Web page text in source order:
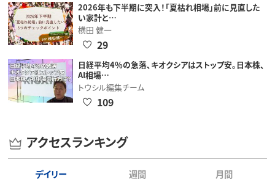
2026年も下半期に突入！「夏枯れ相場」前に見直した
い家計と…
横田 健一
29
日経平均4％の急落、キオクシアはストップ安。日本株、
AI相場…
トウシル編集チーム
109
アクセスランキング
デイリー 週間 月間